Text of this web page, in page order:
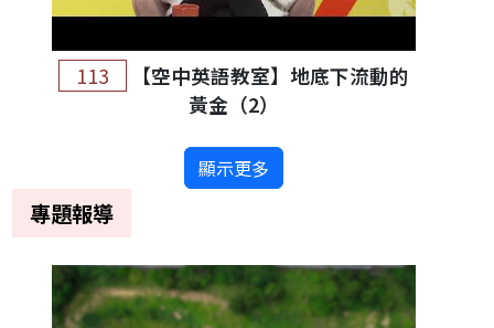
113
【空中英語教室】地底下流動的
黃金（2）
顯示更多
專題報導